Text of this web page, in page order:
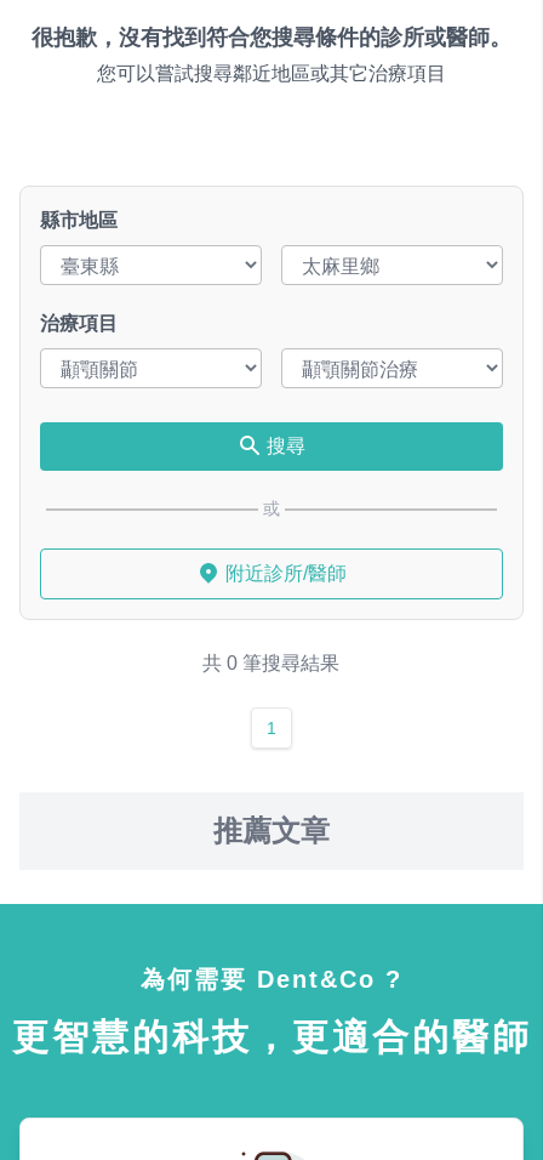
很抱歉，沒有找到符合您搜尋條件的診所或醫師。
您可以嘗試搜尋鄰近地區或其它治療項目
縣市地區
治療項目
搜尋
或
附近診所/醫師
共 0 筆搜尋結果
1
推薦文章
為何需要 Dent&Co ?
更智慧的科技，更適合的醫師